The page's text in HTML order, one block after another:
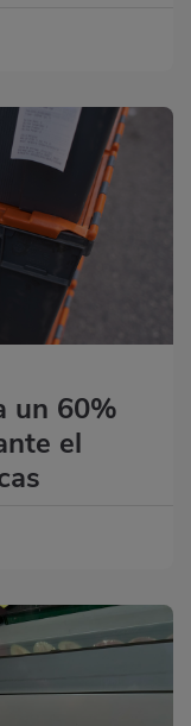
un 60%
el